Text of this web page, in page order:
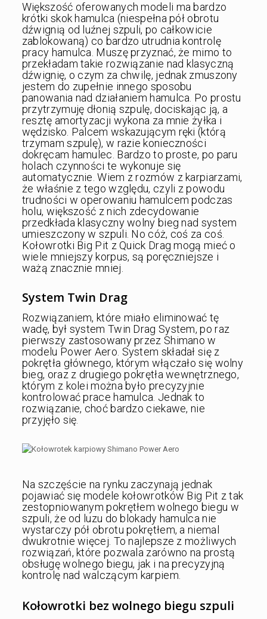
Większość oferowanych modeli ma bardzo
krótki skok hamulca (niespełna pół obrotu
dźwignią od luźnej szpuli, po całkowicie
zablokowaną) co bardzo utrudnia kontrolę
pracy hamulca. Muszę przyznać, że mimo to
przekładam takie rozwiązanie nad klasyczną
dźwignię, o czym za chwilę, jednak zmuszony
jestem do zupełnie innego sposobu
panowania nad działaniem hamulca. Po prostu
przytrzymuję dłonią szpulę, dociskając ją, a
resztę amortyzacji wykona za mnie żyłka i
wędzisko. Palcem wskazującym ręki (którą
trzymam szpulę), w razie konieczności
dokręcam hamulec. Bardzo to proste, po paru
holach czynności te wykonuje się
automatycznie. Wiem z rozmów z karpiarzami,
że właśnie z tego względu, czyli z powodu
trudności w operowaniu hamulcem podczas
holu, większość z nich zdecydowanie
przedkłada klasyczny wolny bieg nad system
umieszczony w szpuli. No cóż, coś za coś.
Kołowrotki Big Pit z Quick Drag mogą mieć o
wiele mniejszy korpus, są poręczniejsze i
ważą znacznie mniej.
System Twin Drag
Rozwiązaniem, które miało eliminować tę
wadę, był system Twin Drag System, po raz
pierwszy zastosowany przez Shimano w
modelu Power Aero. System składał się z
pokrętła głównego, którym włączało się wolny
bieg, oraz z drugiego pokrętła wewnętrznego,
którym z kolei można było precyzyjnie
kontrolować prace hamulca. Jednak to
rozwiązanie, choć bardzo ciekawe, nie
przyjęło się.
Na szczęście na rynku zaczynają jednak
pojawiać się modele kołowrotków Big Pit z tak
zestopniowanym pokrętłem wolnego biegu w
szpuli, że od luzu do blokady hamulca nie
wystarczy pół obrotu pokrętłem, a niemal
dwukrotnie więcej. To najlepsze z możliwych
rozwiązań, które pozwala zarówno na prostą
obsługę wolnego biegu, jak i na precyzyjną
kontrolę nad walczącym karpiem.
Kołowrotki bez wolnego biegu szpuli